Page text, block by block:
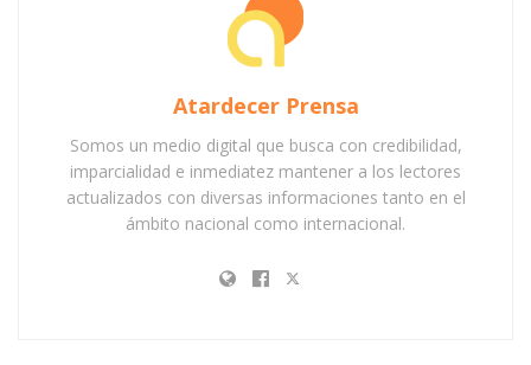
Atardecer Prensa
Somos un medio digital que busca con credibilidad,
imparcialidad e inmediatez mantener a los lectores
actualizados con diversas informaciones tanto en el
ámbito nacional como internacional.